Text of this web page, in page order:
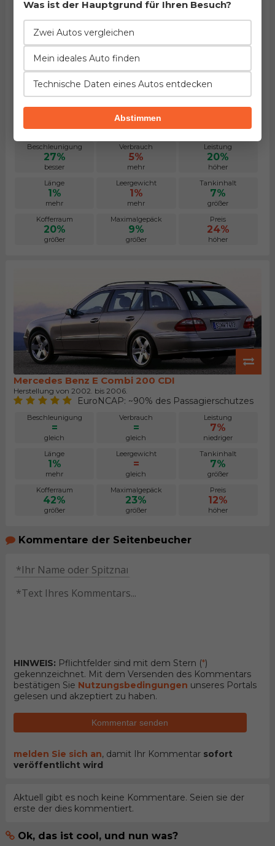
BMW 5er Touring 520d
Herstellung von 2003. bis 2007.
EuroNCAP: ~70% des Passagierschutzes
Beschleunigung
27%
besser
Verbrauch
5%
mehr
Leistung
20%
höher
Länge
1%
mehr
Leergewicht
1%
mehr
Tankinhalt
7%
größer
Kofferraum
20%
größer
Maximalgepäck
9%
größer
Preis
24%
höher
Mercedes Benz E Combi 200 CDI
Herstellung von 2002. bis 2006.
EuroNCAP: ~90% des Passagierschutzes
Beschleunigung
=
gleich
Verbrauch
=
gleich
Leistung
7%
niedriger
Länge
1%
mehr
Leergewicht
=
gleich
Tankinhalt
7%
größer
Kofferraum
42%
größer
Maximalgepäck
23%
größer
Preis
12%
höher
Kommentare der Seitenbeucher
HINWEIS: Pflichtfelder sind mit dem Stern (*)
gekennzeichnet. Mit dem Versenden des Kommentars
bestätigen Sie Nutzungsbedingungen unseres Portals
gelesen und akzeptiert zu haben.
Kommentar senden
melden Sie sich an, damit Ihr Kommentar sofort
veröffentlicht wird
Aktuell gibt es noch keine Kommentare. Seien sie der
erste der dies kommentiert.
Ok, das ist cool, und nun was?
Was ist der Hauptgrund für Ihren Besuch?
Zwei Autos vergleichen
Mein ideales Auto finden
Technische Daten eines Autos entdecken
Abstimmen